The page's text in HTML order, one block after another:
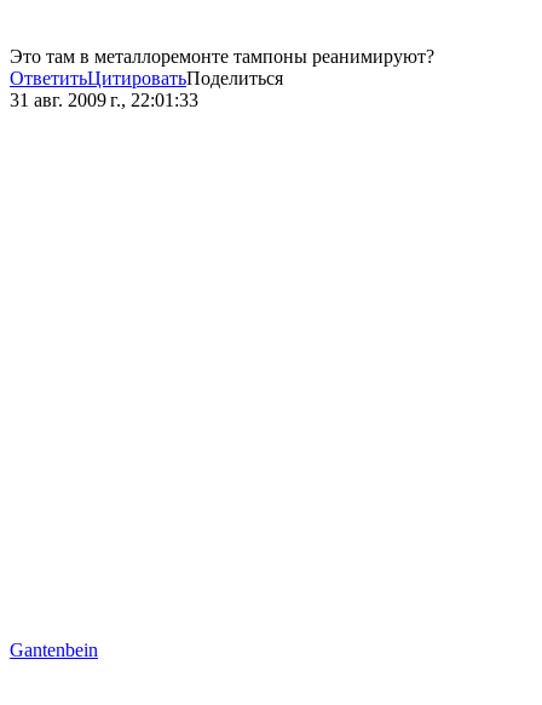
Это там в металлоремонте тампоны реанимируют?
ОтветитьЦитироватьПоделиться
31 авг. 2009 г., 22:01:33
Gantenbein